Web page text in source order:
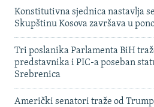
Konstitutivna sjednica nastavlja
Skupštinu Kosova završava u
Tri poslanika Parlamenta BiH
predstavnika i PIC-a poseban
Srebrenica
Američki senatori traže od